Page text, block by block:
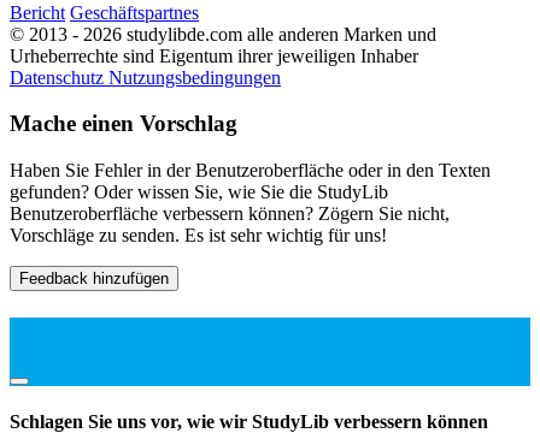
Bericht Geschäftspartnes
© 2013 - 2026 studylibde.com alle anderen Marken und
Urheberrechte sind Eigentum ihrer jeweiligen Inhaber
Datenschutz Nutzungsbedingungen
Mache einen Vorschlag
Haben Sie Fehler in der Benutzeroberfläche oder in den Texten
gefunden? Oder wissen Sie, wie Sie die StudyLib
Benutzeroberfläche verbessern können? Zögern Sie nicht,
Vorschläge zu senden. Es ist sehr wichtig für uns!
Feedback hinzufügen
Schlagen Sie uns vor, wie wir StudyLib verbessern können